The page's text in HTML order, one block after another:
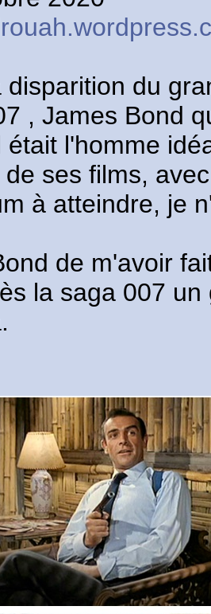
disparition du
, James Bond
était l'homme
ses films,
à atteindre, je
de m'avoir
la saga 007